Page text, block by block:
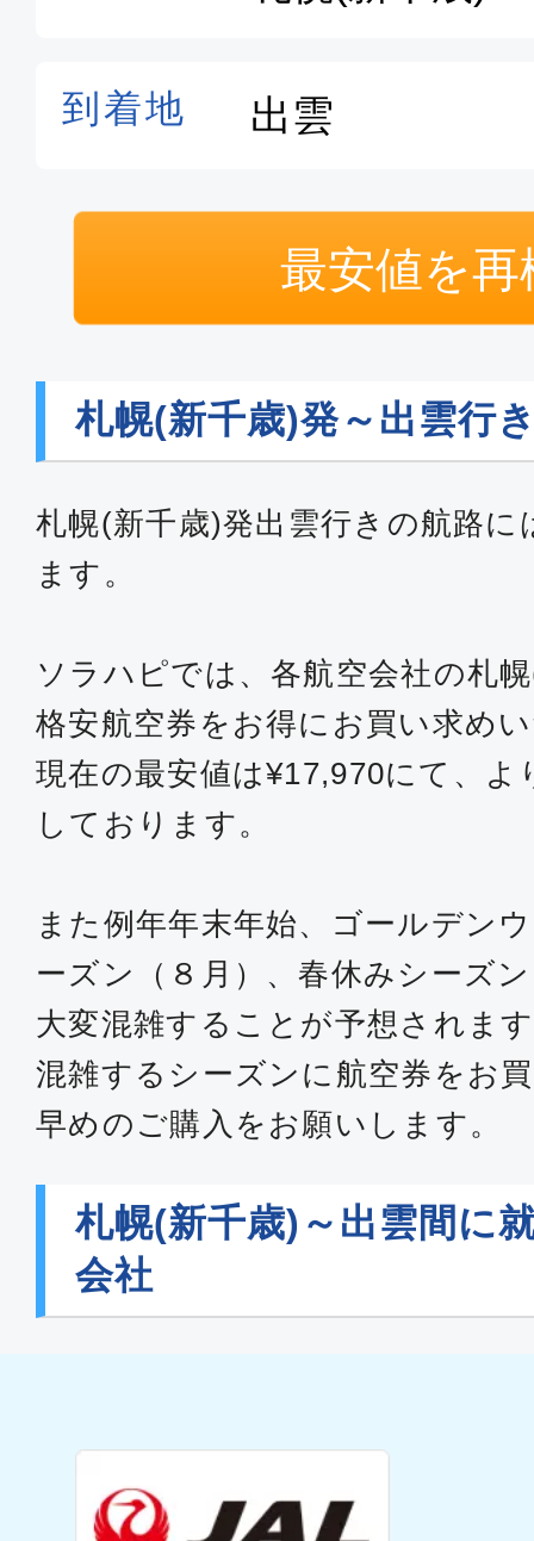
最安値を再
札幌(新千歳)発～出雲行
札幌(新千歳)発出雲行きの航路
ます。
ソラハピでは、各航空会社の札
格安航空券をお得にお買い求め
現在の最安値は¥17,970にて、
しております。
また例年年末年始、ゴールデン
ーズン（８月）、春休みシーズ
大変混雑することが予想されま
混雑するシーズンに航空券をお
早めのご購入をお願いします。
札幌(新千歳)～出雲間に
会社